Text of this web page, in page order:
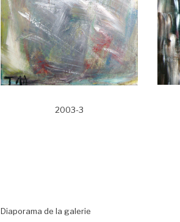
2003-3
Diaporama de la galerie